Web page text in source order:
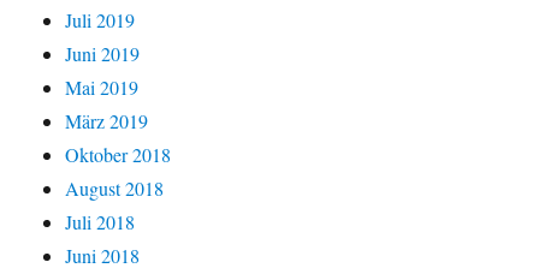
Juli 2019
Juni 2019
Mai 2019
März 2019
Oktober 2018
August 2018
Juli 2018
Juni 2018